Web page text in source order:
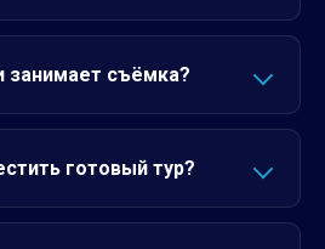
занимает съёмка?
готовый тур?